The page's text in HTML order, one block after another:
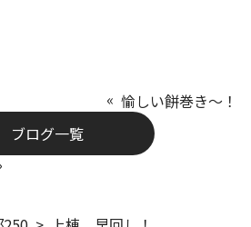
愉しい餅巻き～！
ブログ一覧